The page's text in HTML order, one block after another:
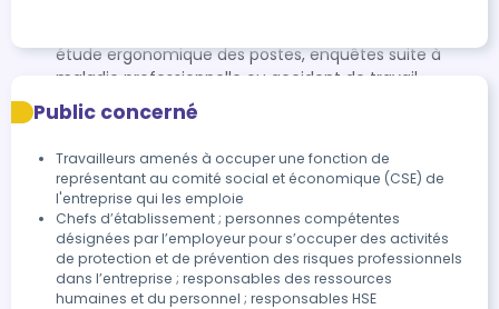
étude ergonomique des postes, enquêtes suite à
maladie professionnelle ou accident de travail...
Public concerné
Travailleurs amenés à occuper une fonction de
représentant au comité social et économique (CSE) de
l'entreprise qui les emploie
Chefs d’établissement ; personnes compétentes
désignées par l’employeur pour s’occuper des activités
de protection et de prévention des risques professionnels
dans l’entreprise ; responsables des ressources
humaines et du personnel ; responsables HSE